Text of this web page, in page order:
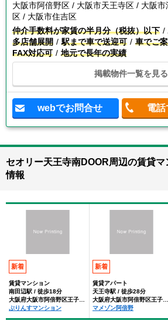
大阪市阿倍野区 / 大阪市天王寺区 / 大阪
区 / 大阪市住吉区
仲介手数料が家賃の半月分（税抜）以下
多店舗展開
駅まで車で送迎可 車でご
FAX対応可
地元で長年の実績
掲載物件一覧を見る
webでお問合せ 電話
セオリー天王寺南DOOR周辺の賃貸マ
情報
新着
賃貸マンション
南田辺駅 / 徒歩18分
ぷりんすマンション
新着
賃貸アパート
天王寺駅 / 徒歩28分
マメゾン阿倍野